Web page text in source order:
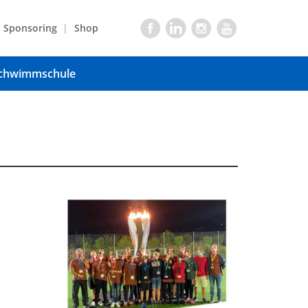
Sponsoring Shop